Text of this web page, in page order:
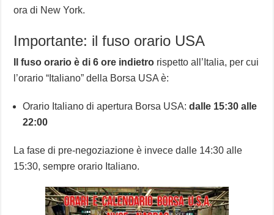
ora di New York.
Importante: il fuso orario USA
Il fuso orario è di 6 ore indietro rispetto all’Italia, per cui
l’orario “Italiano” della Borsa USA è:
Orario Italiano di apertura Borsa USA:dalle 15:30 alle
22:00
La fase di pre-negoziazione è invece dalle 14:30 alle
15:30, sempre orario Italiano.